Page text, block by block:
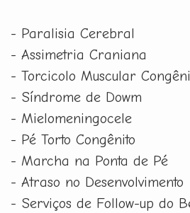
- Paralisia Cerebral
- Assimetria Craniana
- Torcicolo Muscular
- Síndrome de Dowm
- Mielomeningocele
- Pé Torto Congênito
- Marcha na Ponta de Pé
- Atraso no Desenvolvimento
- Serviços de Follow-up do